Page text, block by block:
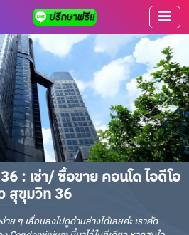
: เช่า/ ซื้อขาย คอนโด ไอดีโอ
สุขุมวิท 36
ย ๆ เลื่อนลงไปดูด้านล่างได้เลยค่ะ เราคัด